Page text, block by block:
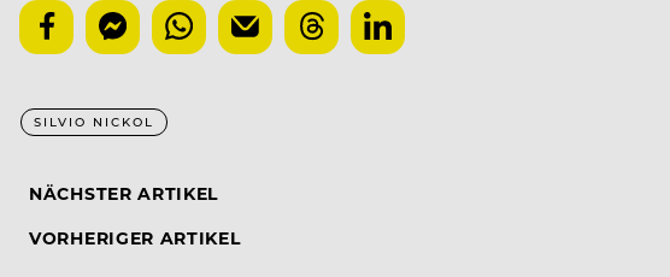
SILVIO NICKOL
NÄCHSTER ARTIKEL
VORHERIGER ARTIKEL